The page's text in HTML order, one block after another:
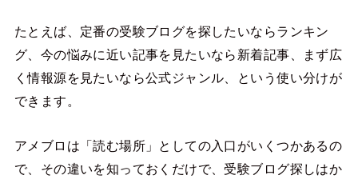
たとえば、定番の受験ブログを探したいならランキン
グ、今の悩みに近い記事を見たいなら新着記事、まず広
く情報源を見たいなら公式ジャンル、という使い分けが
できます。
アメブロは「読む場所」としての入口がいくつかあるの
で、その違いを知っておくだけで、受験ブログ探しはか